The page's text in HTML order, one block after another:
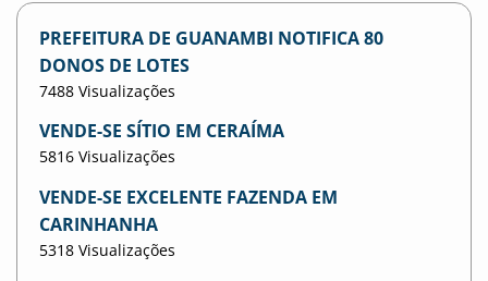
PREFEITURA DE GUANAMBI NOTIFICA 80
DONOS DE LOTES
7488 Visualizações
VENDE-SE SÍTIO EM CERAÍMA
5816 Visualizações
VENDE-SE EXCELENTE FAZENDA EM
CARINHANHA
5318 Visualizações